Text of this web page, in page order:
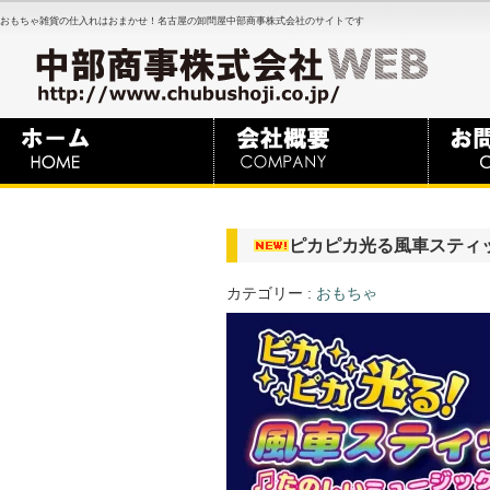
おもちゃ雑貨の仕入れはおまかせ！名古屋の卸問屋中部商事株式会社のサイトです
ピカピカ光る風車スティ
カテゴリー : おもちゃ